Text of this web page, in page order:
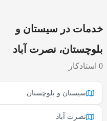
خدمات در سیستان و
بلوچستان، نصرت آباد
0 استادکار
سیستان و بلوچستان
نصرت آباد